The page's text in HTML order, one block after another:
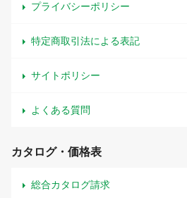
プライバシーポリシー
特定商取引法による表記
サイトポリシー
よくある質問
カタログ・価格表
総合カタログ請求